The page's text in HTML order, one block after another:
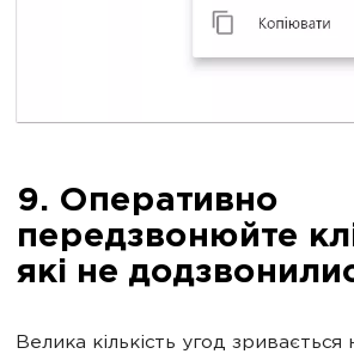
9. Оперативно
передзвонюйте
які не
Велика кількість угод